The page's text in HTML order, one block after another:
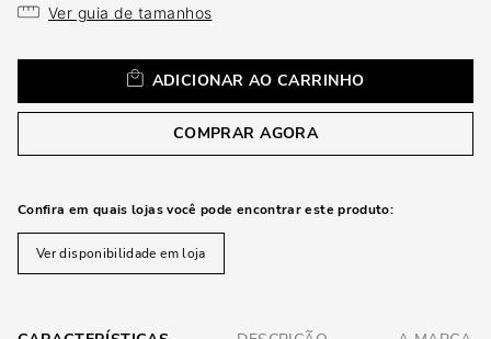
Ver guia de tamanhos
ADICIONAR AO CARRINHO
COMPRAR AGORA
Confira em quais lojas você pode encontrar este produto:
Ver disponibilidade em loja